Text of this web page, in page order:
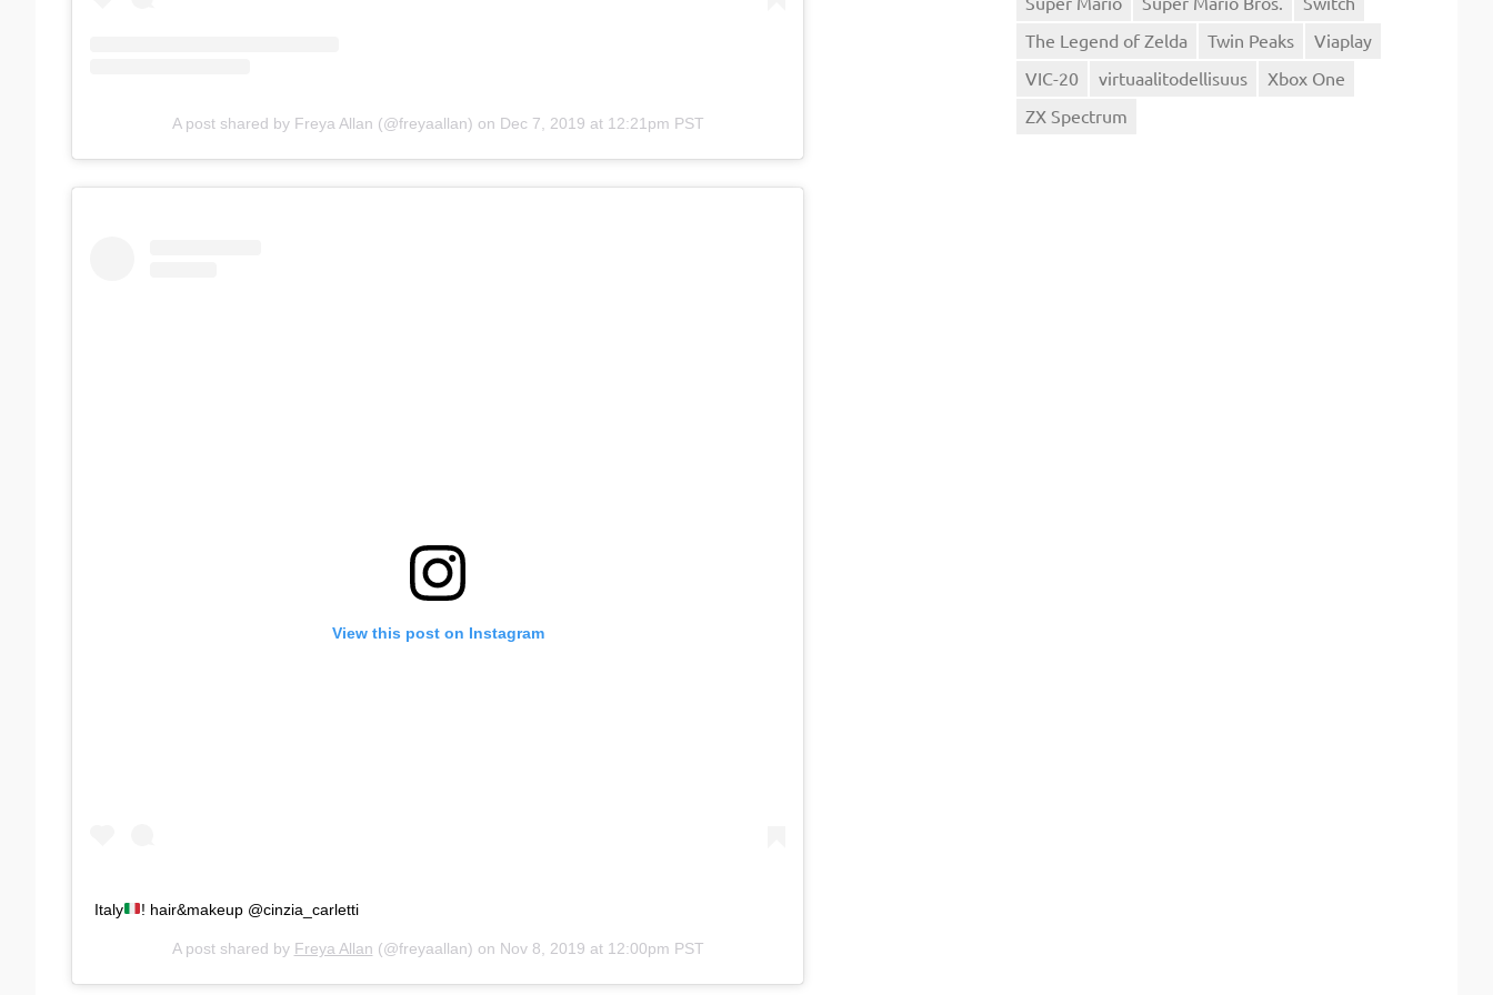
A post shared by Freya Allan (@freyaallan) on Dec 7, 2019 at 12:21pm PST
View this post on Instagram
Italy ! hair&makeup @cinzia_carletti
A post shared by Freya Allan (@freyaallan) on Nov 8, 2019 at 12:00pm PST
The Legend of Zelda
Twin Peaks
Viaplay
VIC-20
virtuaalitodellisuus
Xbox One
ZX Spectrum